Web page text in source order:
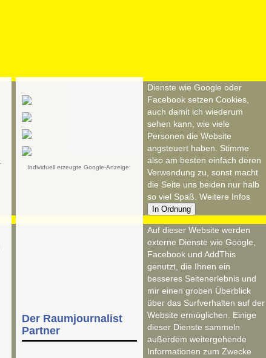
Individuell erzeugte Google-Anzeige:
Der Raumjournalist
Partner
Dienste wie Google oder
Facebook setzen Cookies,
auch damit ich wiederum
sehen kann, wie viele
Personen die Website
angsteuert haben. Stimme
also am besten einfach deren
Verwendung zu, sonst macht
die Seite uns beiden nur halb
so viel Spaß. Weitere Infos
In Ordnung
Auf dieser Website werden
externe Dienste wie Google,
Facebook und AddThis
genutzt, die Ihnen ein
besseres Seitenerlebnis und
mir einen groben Überblick
über das Surfverhalten auf der
Website ermöglichen. Einige
dieser Dienste sammeln
außerdem weitergehende
Informationen zum Zwecke